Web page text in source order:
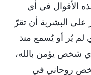
الأقوال في أي
على البشرية أن تقرّ
لم يُر أو يُسمع منذ
أي شخص يؤمن بالله،
روحاني في